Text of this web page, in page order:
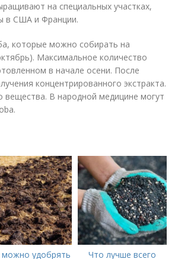
на специальных участках,
в США и Франции.
которые можно собирать на
Максимальное количество
в начале осени. После
концентрированного экстракта.
вещества. В народной медицине могут
удобрять Что лучше всего